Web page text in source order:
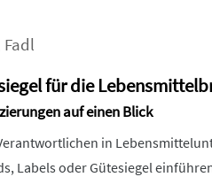
Fadl
für die
auf einen Blick
in
Labels oder Gütesiegel